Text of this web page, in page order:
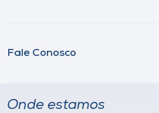
Fale Conosco
Onde estamos